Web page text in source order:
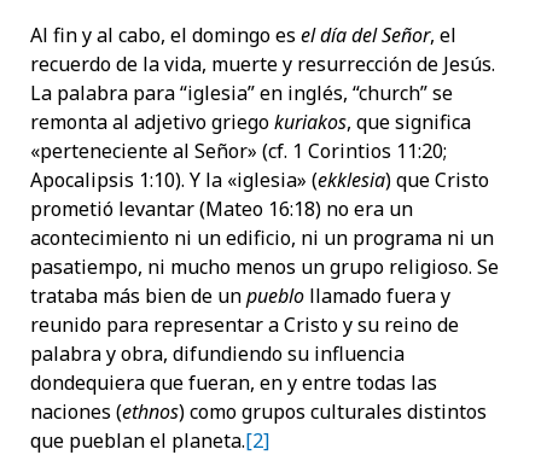
Al fin y al cabo, el domingo es el día del Señor, el
recuerdo de la vida, muerte y resurrección de Jesús.
La palabra para “iglesia” en inglés, “church” se
remonta al adjetivo griegokuriakos, que significa
«perteneciente al Señor» (cf. 1 Corintios 11:20;
Apocalipsis 1:10). Y la «iglesia» (ekklesia) que Cristo
prometió levantar (Mateo 16:18) no era un
acontecimiento ni un edificio, ni un programa ni un
pasatiempo, ni mucho menos un grupo religioso. Se
trataba más bien de unpueblo llamado fuera y
reunido para representar a Cristo y su reino de
palabra y obra, difundiendo su influencia
dondequiera que fueran, en y entre todas las
naciones (ethnos) como grupos culturales distintos
que pueblan el planeta.[2]